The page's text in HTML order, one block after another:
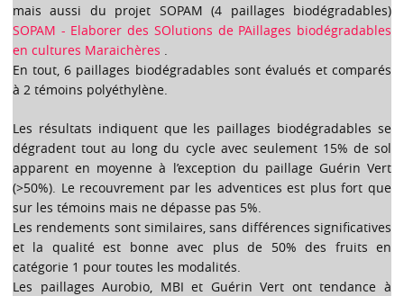
mais aussi du projet SOPAM (4 paillages biodégradables)
SOPAM - Elaborer des SOlutions de PAillages biodégradables
en cultures Maraichères
En tout, 6 paillages biodégradables sont évalués et comparés
à 2 témoins polyéthylène.
Les résultats indiquent que les paillages biodégradables se
dégradent tout au long du cycle avec seulement 15% de sol
apparent en moyenne à l’exception du paillage Guérin Vert
(>50%). Le recouvrement par les adventices est plus fort que
sur les témoins mais ne dépasse pas 5%.
Les rendements sont similaires, sans différences significatives
et la qualité est bonne avec plus de 50% des fruits en
catégorie 1 pour toutes les modalités.
Les paillages Aurobio, MBI et Guérin Vert ont tendance à